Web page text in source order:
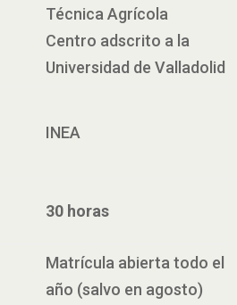
Técnica Agrícola
Centro adscrito a la
Universidad de Valladolid
INEA
30 horas
Matrícula abierta todo el
año (salvo en agosto)